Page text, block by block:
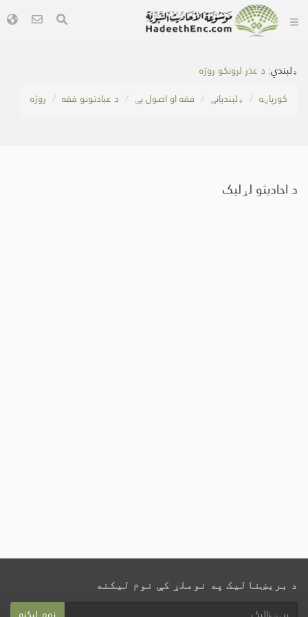
ډلبندي: د عذر لرونکو روژه
کور‌پاڼه
ډلبندیانې فقه او اصول یې د عبادتونو فقه روژه
د احادیثو لړلیک
د بریښنالیک په نوملړ کې نوم لیکنه